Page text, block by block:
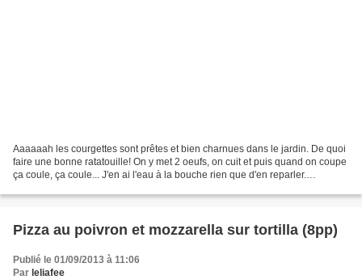
Aaaaaah les courgettes sont prêtes et bien charnues dans le jardin. De quoi
faire une bonne ratatouille! On y met 2 oeufs, on cuit et puis quand on coupe
ça coule, ça coule... J'en ai l'eau à la bouche rien que d'en reparler.
Pizza au poivron et mozzarella sur tortilla (8pp)
Publié le 01/09/2013 à 11:06
Par leliafee